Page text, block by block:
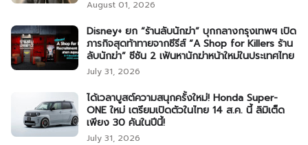
August 01, 2026
Disney+ ยก “ร้านลับนักฆ่า” บุกกลางกรุงเทพฯ เปิด
ภารกิจสุดท้าทายจากซีรีส์ “A Shop for Killers ร้าน
ลับนักฆ่า” ซีซัน 2 เฟ้นหานักฆ่าหน้าใหม่ในประเทศไทย
July 31, 2026
ได้เวลาบูสต์ความสนุกครั้งใหม่! Honda Super-
ONE ใหม่ เตรียมเปิดตัวในไทย 14 ส.ค. นี้ ลิมิเต็ด
เพียง 30 คันในปีนี้!
July 31, 2026